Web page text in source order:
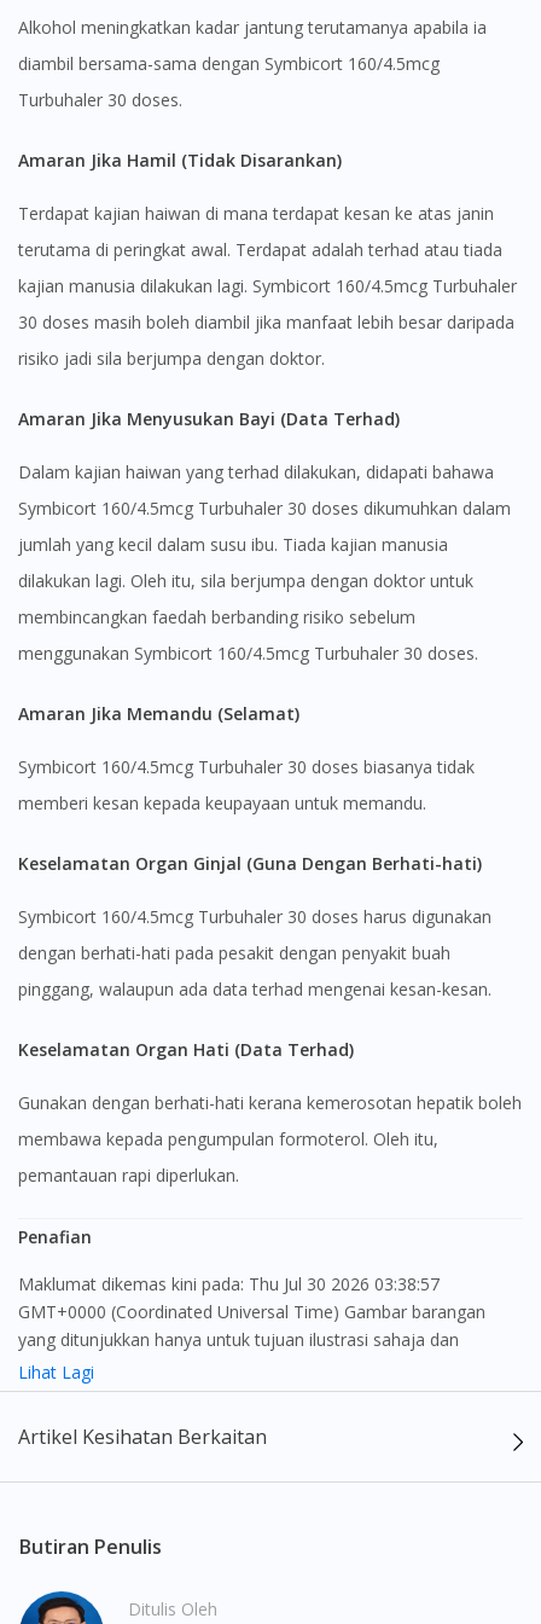
Alkohol meningkatkan kadar jantung terutamanya apabila ia
diambil bersama-sama dengan Symbicort 160/4.5mcg
Turbuhaler 30 doses.
Amaran Jika Hamil (Tidak Disarankan)
Terdapat kajian haiwan di mana terdapat kesan ke atas janin
terutama di peringkat awal. Terdapat adalah terhad atau tiada
kajian manusia dilakukan lagi. Symbicort 160/4.5mcg Turbuhaler
30 doses masih boleh diambil jika manfaat lebih besar daripada
risiko jadi sila berjumpa dengan doktor.
Amaran Jika Menyusukan Bayi (Data Terhad)
Dalam kajian haiwan yang terhad dilakukan, didapati bahawa
Symbicort 160/4.5mcg Turbuhaler 30 doses dikumuhkan dalam
jumlah yang kecil dalam susu ibu. Tiada kajian manusia
dilakukan lagi. Oleh itu, sila berjumpa dengan doktor untuk
membincangkan faedah berbanding risiko sebelum
menggunakan Symbicort 160/4.5mcg Turbuhaler 30 doses.
Amaran Jika Memandu (Selamat)
Symbicort 160/4.5mcg Turbuhaler 30 doses biasanya tidak
memberi kesan kepada keupayaan untuk memandu.
Keselamatan Organ Ginjal (Guna Dengan Berhati-hati)
Symbicort 160/4.5mcg Turbuhaler 30 doses harus digunakan
dengan berhati-hati pada pesakit dengan penyakit buah
pinggang, walaupun ada data terhad mengenai kesan-kesan.
Keselamatan Organ Hati (Data Terhad)
Gunakan dengan berhati-hati kerana kemerosotan hepatik boleh
membawa kepada pengumpulan formoterol. Oleh itu,
pemantauan rapi diperlukan.
Penafian
Maklumat dikemas kini pada: Thu Jul 30 2026 03:38:57
GMT+0000 (Coordinated Universal Time) Gambar barangan
yang ditunjukkan hanya untuk tujuan ilustrasi sahaja dan
mungkin tidak seperti produk yang sebenar
maklumat sahaja, bagi kegunaan para pengamal perubatan dan
bukan bertujuan sebagai rujukan kepada pengguna untuk
seorang pengamal perubatan. Keberkesanan dan kesan
sampingan ubat-ubatan mungkin berbeza dari seorang
pengguna dengan pengguna yang lain. Kami tidak menyarankan
pengguna untuk membuat diagnosis atau rawatan sendiri.
Lihat Lagi
Artikel Kesihatan Berkaitan
Butiran Penulis
Ditulis Oleh